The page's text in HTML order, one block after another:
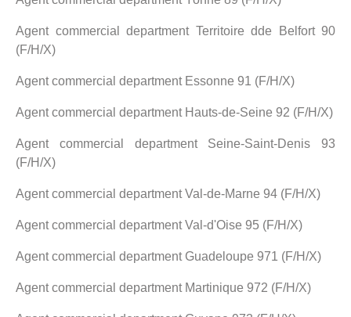
Agent commercial department Territoire dde Belfort 90
(F/H/X)
Agent commercial department Essonne 91 (F/H/X)
Agent commercial department Hauts-de-Seine 92 (F/H/X)
Agent commercial department Seine-Saint-Denis 93
(F/H/X)
Agent commercial department Val-de-Marne 94 (F/H/X)
Agent commercial department Val-d'Oise 95 (F/H/X)
Agent commercial department Guadeloupe 971 (F/H/X)
Agent commercial department Martinique 972 (F/H/X)